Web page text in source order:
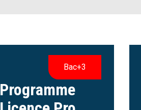
Programme
Bac+3